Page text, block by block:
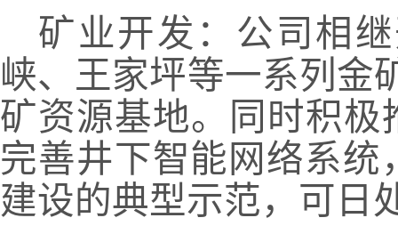
矿业开发： 公司相
峡、王家坪等一系列金
矿资源基地。同时积极
完善井下智能网络系
建设的典型示范，可日